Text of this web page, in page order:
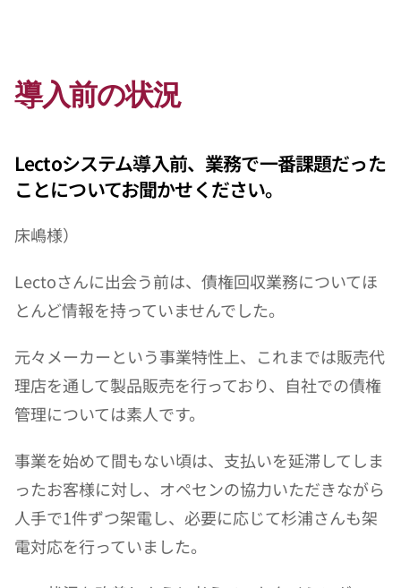
導入前の状況
Lectoシステム導入前、業務で一番課題だった
ことについてお聞かせください。
床嶋様）
Lectoさんに出会う前は、債権回収業務についてほ
とんど情報を持っていませんでした。
元々メーカーという事業特性上、これまでは販売代
理店を通して製品販売を行っており、自社での債権
管理については素人です。
事業を始めて間もない頃は、支払いを延滞してしま
ったお客様に対し、オペセンの協力いただきながら
人手で1件ずつ架電し、必要に応じて杉浦さんも架
電対応を行っていました。